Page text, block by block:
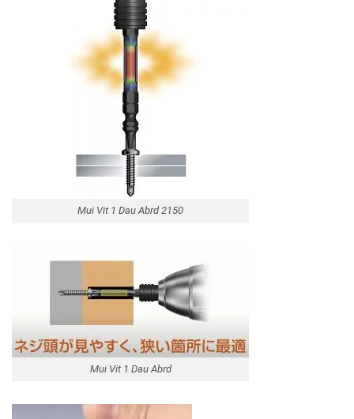
Mui Vit 1 Dau Abrd 2150
Mui Vit 1 Dau Abrd